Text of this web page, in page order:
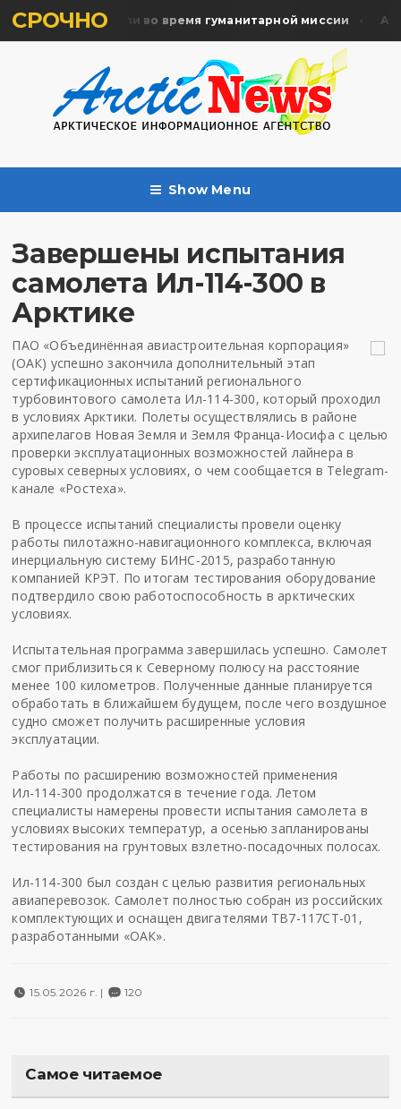
СРОЧНО
жертв почтили во время гуманитарной миссии
Show Menu
Завершены испытания
самолета Ил-114-300 в
Арктике
ПАО «Объединённая авиастроительная корпорация»
(ОАК) успешно закончила дополнительный этап
сертификационных испытаний регионального
турбовинтового самолета Ил-114-300, который проходил
в условиях Арктики. Полеты осуществлялись в районе
архипелагов Новая Земля и Земля Франца-Иосифа с целью
проверки эксплуатационных возможностей лайнера в
суровых северных условиях, о чем сообщается в Telegram-
канале «Ростеха».
В процессе испытаний специалисты провели оценку
работы пилотажно-навигационного комплекса, включая
инерциальную систему БИНС-2015, разработанную
компанией КРЭТ. По итогам тестирования оборудование
подтвердило свою работоспособность в арктических
условиях.
Испытательная программа завершилась успешно. Самолет
смог приблизиться к Северному полюсу на расстояние
менее 100 километров. Полученные данные планируется
обработать в ближайшем будущем, после чего воздушное
судно сможет получить расширенные условия
эксплуатации.
Работы по расширению возможностей применения
Ил-114-300 продолжатся в течение года. Летом
специалисты намерены провести испытания самолета в
условиях высоких температур, а осенью запланированы
тестирования на грунтовых взлетно-посадочных полосах.
Ил-114-300 был создан с целью развития региональных
авиаперевозок. Самолет полностью собран из российских
комплектующих и оснащен двигателями ТВ7-117СТ-01,
разработанными «ОАК».
15.05.2026 г. | 120
Самое читаемое